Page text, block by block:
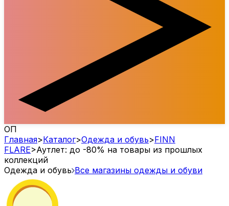
ОП
Главная>Каталог>Одежда и обувь>FINN
FLARE>Аутлет: до -80% на товары из прошлых
коллекций
Одежда и обувь Все магазины одежды и обуви